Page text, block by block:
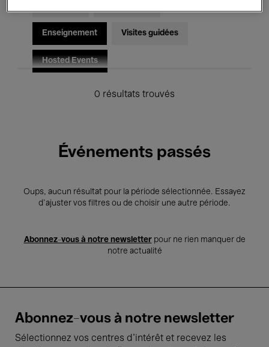
Enseignement Visites guidées
Hosted Events
0 résultats trouvés
Événements passés
Oups, aucun résultat pour la période sélectionnée. Essayez
d’ajuster vos filtres ou de choisir une autre période.
Abonnez-vous à notre newsletterpour ne rien manquer de
notre actualité
Abonnez-vous à notre newsletter
Sélectionnez vos centres d'intérêt et recevez les